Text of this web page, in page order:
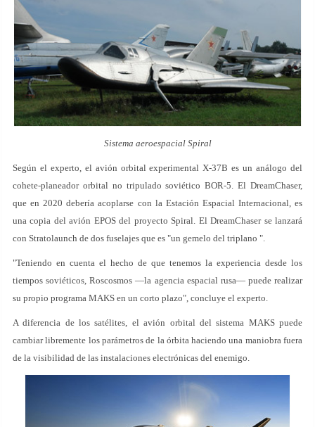
Sistema aeroespacial Spiral
Según el experto, el avión orbital experimental X-37B es un análogo del
cohete-planeador orbital no tripulado soviético BOR-5. El DreamChaser,
que en 2020 debería acoplarse con la Estación Espacial Internacional, es
una copia del avión EPOS del proyecto Spiral. El DreamChaser se lanzará
con Stratolaunch de dos fuselajes que es "un gemelo del triplano ".
"Teniendo en cuenta el hecho de que tenemos la experiencia desde los
tiempos soviéticos, Roscosmos —la agencia espacial rusa— puede realizar
su propio programa MAKS en un corto plazo", concluye el experto.
A diferencia de los satélites, el avión orbital del sistema MAKS puede
cambiar libremente los parámetros de la órbita haciendo una maniobra fuera
de la visibilidad de las instalaciones electrónicas del enemigo.